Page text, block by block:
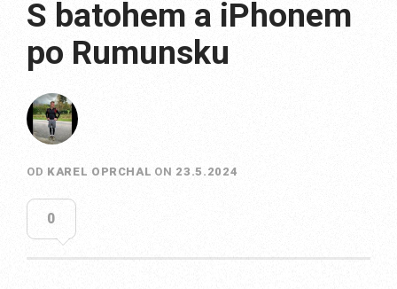
S batohem a iPhonem
po Rumunsku
OD KAREL OPRCHAL ON 23.5.2024
0